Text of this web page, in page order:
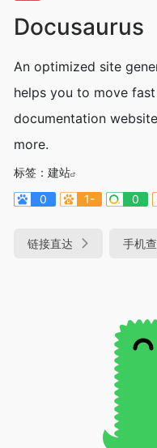
Docusaurus
An optimized site
helps you to move
documentation
more.
标签： 建站
0
1- 0
链接直达 手机